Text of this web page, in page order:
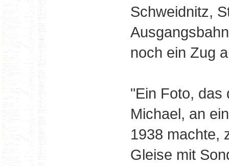
Schweidnitz,
noch ein Zug
"Ein Foto, das
Michael, an
1938 machte,
Gleise mit